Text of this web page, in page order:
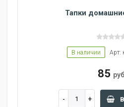
Тапки
В наличии Арт:
85 руб